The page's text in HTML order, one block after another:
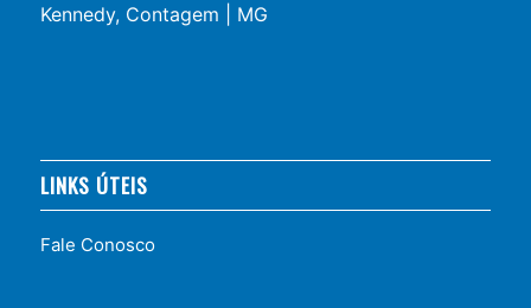
Kennedy, Contagem | MG
LINKS ÚTEIS
Fale Conosco